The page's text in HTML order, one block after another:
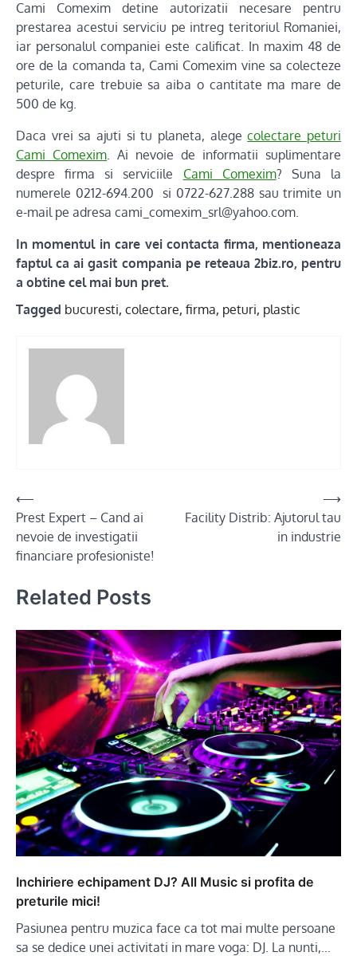
Cami Comexim detine autorizatii necesare pentru
prestarea acestui serviciu pe intreg teritoriul Romaniei,
iar personalul companiei este calificat. In maxim 48 de
ore de la comanda ta, Cami Comexim vine sa colecteze
peturile, care trebuie sa aiba o cantitate ma mare de
500 de kg.
Daca vrei sa ajuti si tu planeta, alegecolectare peturi
Cami Comexim. Ai nevoie de informatii suplimentare
despre firma si serviciile Cami Comexim? Suna la
numerele 0212-694.200 si 0722-627.288 sau trimite un
e-mail pe adresa cami_comexim_srl@yahoo.com.
In momentul in care vei contacta firma, mentioneaza
faptul ca ai gasit compania pe reteaua 2biz.ro, pentru
a obtine cel mai bun pret.
Tagged bucuresti, colectare, firma, peturi, plastic
Post
navigation
⟵
Prest Expert – Cand ai
nevoie de investigatii
financiare profesioniste!
Facility Distrib: Ajutorul tau
in industrie
⟶
Related Posts
Inchiriere echipament DJ? All Music si profita de
preturile mici!
Pasiunea pentru muzica face ca tot mai multe persoane
sa se dedice unei activitati in mare voga: DJ. La nunti,…